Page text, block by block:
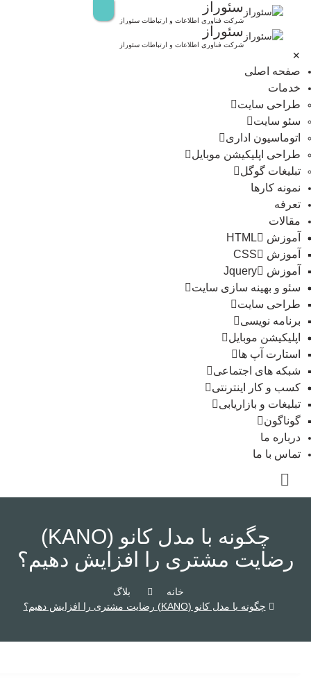
سئوراز
شرکت فناوری اطلاعات و ارتباطات سئوراز
سئوراز
شرکت فناوری اطلاعات و ارتباطات سئوراز
✕
صفحه اصلی
خدمات
طراحی سایت
سئو سایت
اتوماسیون اداری
طراحی اپلیکیشن موبایل
تبلیغات گوگل
نمونه کارها
تعرفه
مقالات
آموزش HTML
آموزش CSS
آموزش Jquery
سئو و بهینه سازی سایت
طراحی سایت
برنامه نویسی
اپلیکیشن موبایل
استارت آپ ها
شبکه های اجتماعی
کسب و کار اینترنتی
تبلیغات و بازاریابی
گوناگون
درباره ما
تماس با ما
چگونه با مدل کانو (KANO)
رضایت مشتری را افزایش دهیم؟
خانه
بلاگ
چگونه با مدل کانو (KANO) رضایت مشتری را افزایش دهیم؟